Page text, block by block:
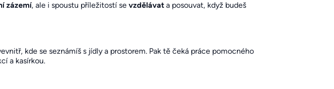
zázemí, ale i spoustu příležitostí se vzdělávata posouvat, když budeš
kde se seznámíš s jídly a prostorem. Pak tě čeká práce pomocného
a kasírkou.